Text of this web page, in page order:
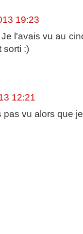
19:23
l'avais vu au
sorti :)
12:21
pas vu alors que